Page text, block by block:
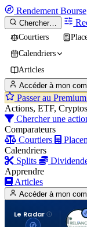
Rendement Bourse
Chercher…
Courtiers
Calendriers
Articles
Accéder à mon
Passer au
Actions, ETF, Cryptos
Chercher une
Comparateurs
Courtiers
Calendriers
Splits
Apprendre
Articles
Accéder à mon
Le Radar
R